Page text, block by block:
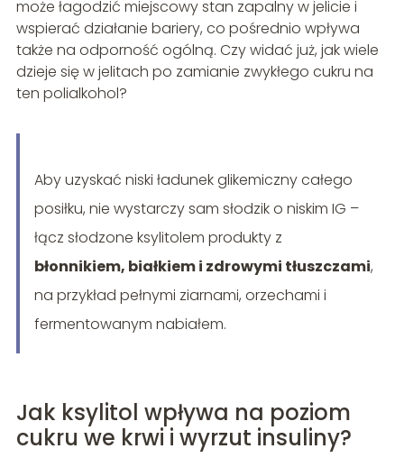
może łagodzić miejscowy stan zapalny w jelicie i
wspierać działanie bariery, co pośrednio wpływa
także na odporność ogólną. Czy widać już, jak wiele
dzieje się w jelitach po zamianie zwykłego cukru na
ten polialkohol?
Aby uzyskać niski ładunek glikemiczny całego
posiłku, nie wystarczy sam słodzik o niskim IG –
łącz słodzone ksylitolem produkty z
błonnikiem, białkiem i zdrowymi tłuszczami,
na przykład pełnymi ziarnami, orzechami i
fermentowanym nabiałem.
Jak ksylitol wpływa na poziom
cukru we krwi i wyrzut insuliny?